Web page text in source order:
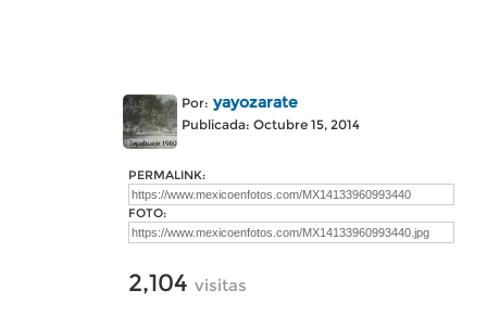
Por: yayozarate
Publicada: Octubre 15, 2014
PERMALINK:
FOTO:
2,104 visitas